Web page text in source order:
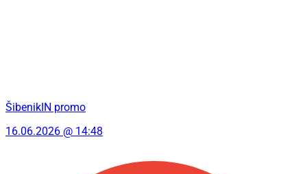
ŠibenikIN promo
16.06.2026 @ 14:48